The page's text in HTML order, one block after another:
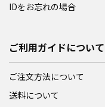
IDをお忘れの場合
ご利用ガイドについて
ご注文方法について
送料について